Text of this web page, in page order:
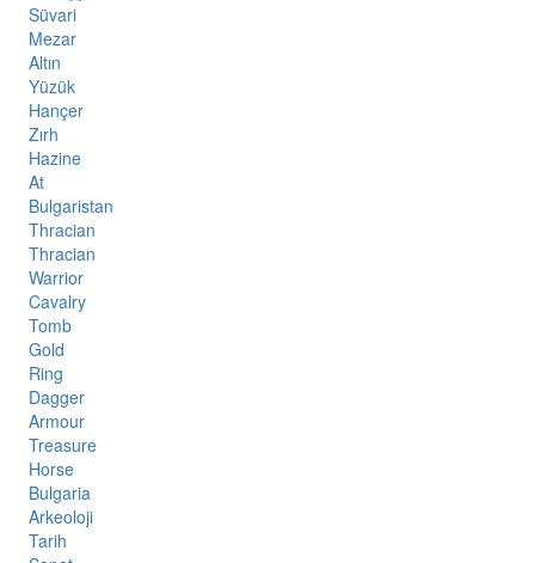
Süvari
Mezar
Altın
Yüzük
Hançer
Zırh
Hazine
At
Bulgaristan
Thracian
Thracian
Warrior
Cavalry
Tomb
Gold
Ring
Dagger
Armour
Treasure
Horse
Bulgaria
Arkeoloji
Tarih